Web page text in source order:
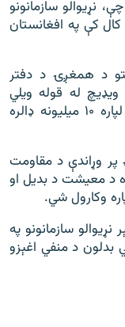
١١مه) ويلي وو چې، نړیوالو سازمانونو
کې په افغانستان
د همغږۍ د دفتر
ویډیچ له قوله ویلي
چې، افغانستان ته د وچکالۍ د مدیریت لپاره ۱۰ میلیونه ډالره
وړاندې د مقاومت
د معیشت د بدیل او
وکارول شي.
سازمانونو په
بدلون د منفي اغېزو